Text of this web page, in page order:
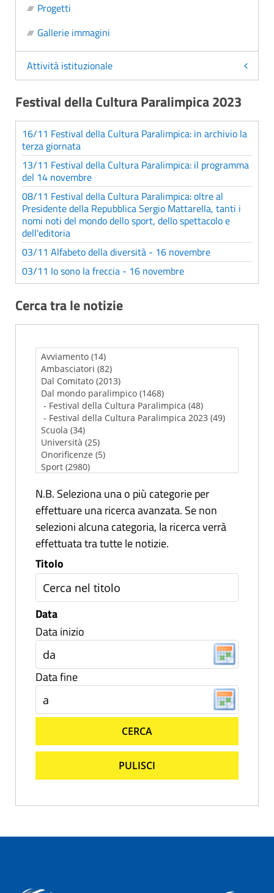
Progetti
Gallerie immagini
Attività istituzionale
Festival della Cultura Paralimpica 2023
16/11 Festival della Cultura Paralimpica: in archivio la
terza giornata
13/11 Festival della Cultura Paralimpica: il programma
del 14 novembre
08/11 Festival della Cultura Paralimpica: oltre al
Presidente della Repubblica Sergio Mattarella, tanti i
nomi noti del mondo dello sport, dello spettacolo e
dell'editoria
03/11 Alfabeto della diversità - 16 novembre
03/11 Io sono la freccia - 16 novembre
Cerca tra le notizie
N.B. Seleziona una o più categorie per
effettuare una ricerca avanzata. Se non
selezioni alcuna categoria, la ricerca verrà
effettuata tra tutte le notizie.
Titolo
Data
Data inizio
Data fine
CERCA
PULISCI